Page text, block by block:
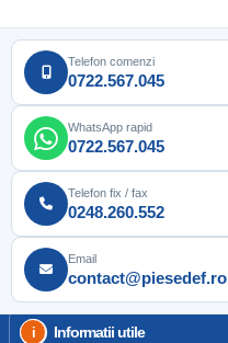
Telefon comenzi
0722.567.045
WhatsApp rapid
0722.567.045
Telefon fix / fax
0248.260.552
Email
contact@piesedef.ro
Informatii utile